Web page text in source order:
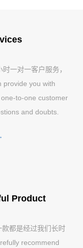
一对一客户服务，
provide you with
to-one customer
and doubts.
Product
都是经过我们长时
recommend